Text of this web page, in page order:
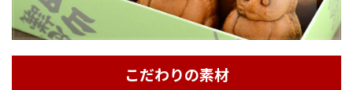
こだわりの素材